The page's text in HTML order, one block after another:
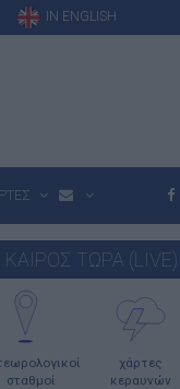
| IN ENGLISH
ΚΑΙΡΟΣ ΤΩΡΑ (LIVE)
σταθμοί
χάρτες
κεραυνών